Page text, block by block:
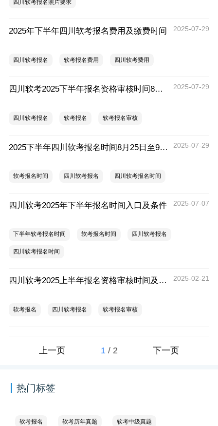
四川软考报名照片要求
2025年下半年四川软考报名费用及缴费时间 2025-07-29
四川软考报名 软考报名费用 四川软考费用
四川软考2025下半年报名资格审核时间8月25日至9月9日 2025-07-29
四川软考报名 软考报名 软考报名审核
2025下半年四川软考报名时间8月25日至9月8日 2025-07-29
软考报名时间 四川软考报名 四川软考报名时间
四川软考2025年下半年报名时间入口及条件 2025-07-07
下半年软考报名时间 软考报名时间 四川软考报名
四川软考报名时间
四川软考2025上半年报名资格审核时间及要求 2025-02-21
软考报名 四川软考报名 软考报名审核
上一页 1 / 2 下一页
热门标签
软考报名 软考历年真题 软考中级真题